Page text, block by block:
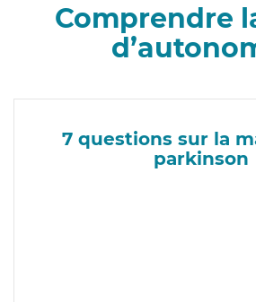
Comprendre
7 questions sur la
parkinson